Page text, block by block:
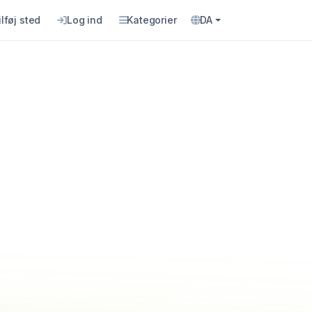
sted Log ind Kategorier DA